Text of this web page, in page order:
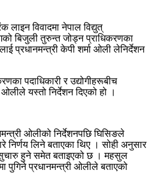
विवादमा नेपाल विद्युत्
बिजुली तुरुन्त जोड्न प्राधिकरणका
प्रधानमन्त्री केपी शर्मा ओली लेनिर्देशन
पदाधिकारी र उद्योगीहरूबीच
यस्तो निर्देशन दिएको हो ।
ओलीको निर्देशनपछि घिसिङले
लिने बताएका थिए । सोही अनुसार
सुचारु हुने समेत बताइएको छ । महसुल
पुगिने प्रधानमन्त्री ओलीले बताएको